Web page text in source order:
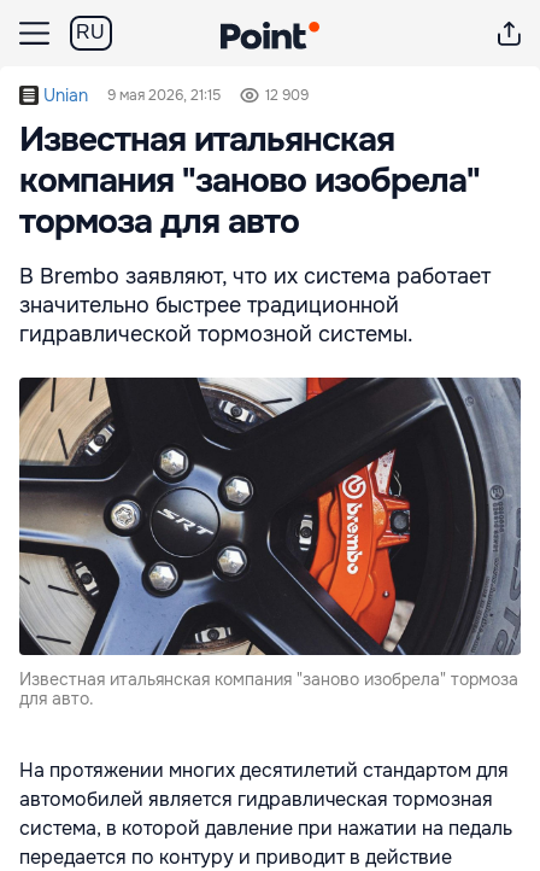
RU
Unian 9 мая 2026, 21:15 12 909
Известная итальянская
компания "заново изобрела"
тормоза для авто
В Brembo заявляют, что их система работает
значительно быстрее традиционной
гидравлической тормозной системы.
Известная итальянская компания "заново изобрела" тормоза
для авто.
На протяжении многих десятилетий стандартом для
автомобилей является гидравлическая тормозная
система, в которой давление при нажатии на педаль
передается по контуру и приводит в действие